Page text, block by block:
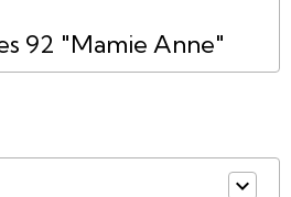
92 "Mamie Anne"